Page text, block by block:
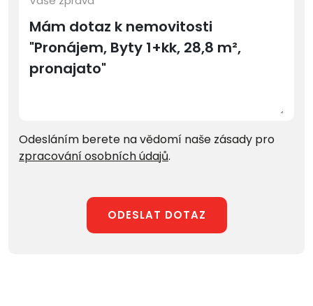
Odesláním berete na vědomí naše zásady pro
zpracování osobních údajů.
ODESLAT DOTAZ